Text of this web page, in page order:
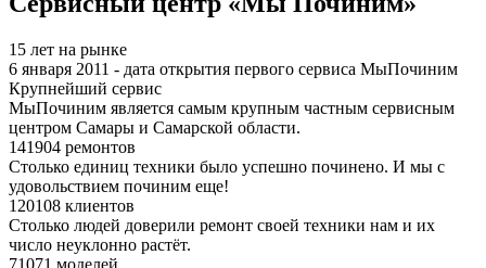
15 лет на рынке
6 января 2011 - дата открытия первого сервиса МыПочиним
Крупнейший сервис
МыПочиним является самым крупным частным сервисным
центром Самары и Самарской области.
141904 ремонтов
Столько единиц техники было успешно починено. И мы с
удовольствием починим еще!
120108 клиентов
Столько людей доверили ремонт своей техники нам и их
число неуклонно растёт.
71071 моделей